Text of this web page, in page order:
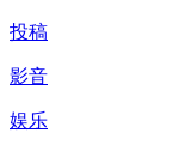
投稿
影音
娱乐